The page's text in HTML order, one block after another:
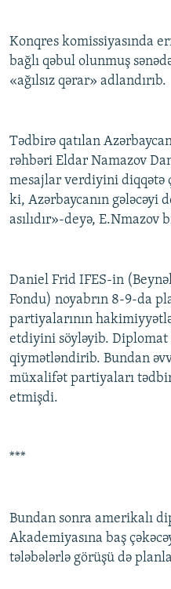
Konqres komissiyasında
bağlı qəbul olunmuş
«ağılsız qərar» adlandırıb.
Tədbirə qatılan
rəhbəri Eldar Namazov
mesajlar verdiyini diqqətə
ki, Azərbaycanın
asılıdır»-deyə, E.Nmazov
Daniel Frid IFES-in
Fondu) noyabrın 8-9-da
partiyalarının
etdiyini söyləyib. Diplomat
qiymətləndirib. Bundan
müxalifət partiyaları
etmişdi.
***
Bundan sonra amerikalı
Akademiyasına baş
tələbələrlə görüşü də